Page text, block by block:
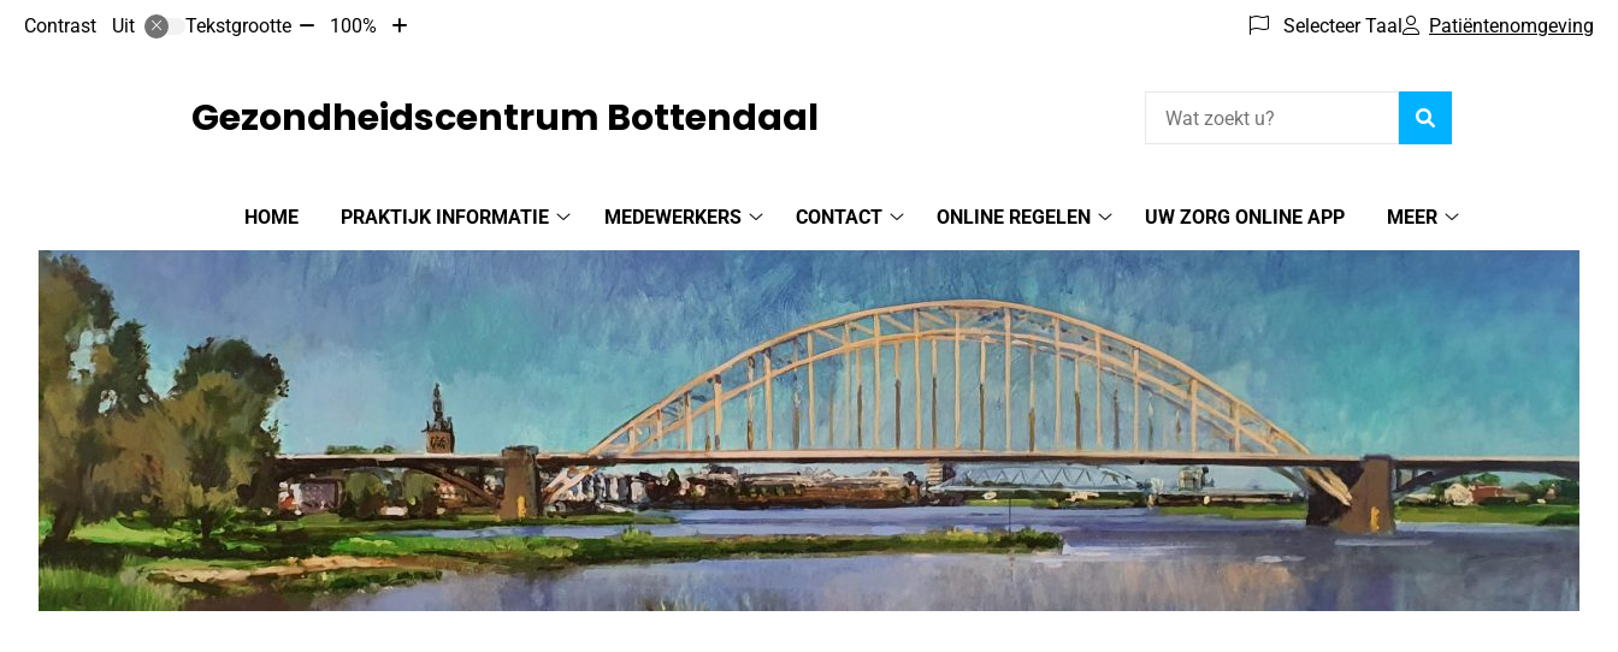
Contrast Uit Tekstgrootte Tekst
10%
100%
Tekst
10%
Selecteer Taal Patiëntenomgeving
Hoofdmenu
HOME
PRAKTIJK INFORMATIE
informatie
submenu
MEDEWERKERS
submenu
CONTACT
submenu
ONLINE REGELEN
regelen
submenu
UW ZORG ONLINE APP
MEER
Gezondheidscentrum Bottendaal